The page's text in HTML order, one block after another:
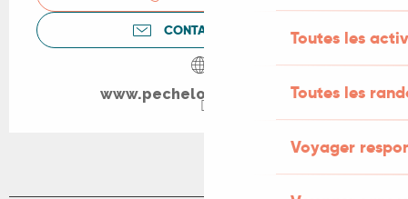
Toutes les
Toutes les
Voyager
CONTACTEZ-NOUS
www.pechelotevasion.com